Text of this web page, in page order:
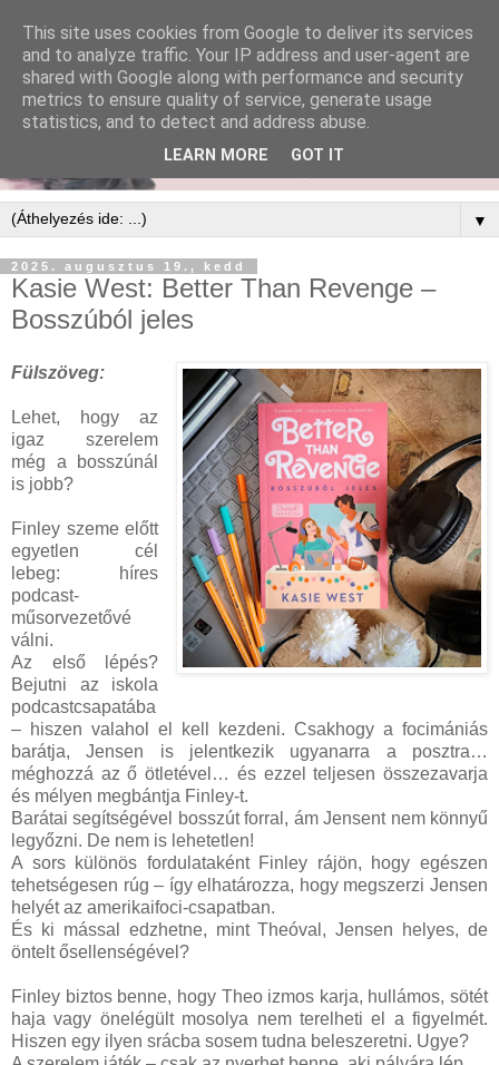
▼
2025. augusztus 19., kedd
Kasie West: Better Than Revenge –
Bosszúból jeles
Fülszöveg:
Lehet, hogy az
igaz szerelem
még a bosszúnál
is jobb?
Finley szeme előtt
egyetlen cél
lebeg: híres
podcast-
műsorvezetővé
válni.
Az első lépés?
Bejutni az iskola
podcastcsapatába
– hiszen valahol el kell kezdeni. Csakhogy a focimániás
barátja, Jensen is jelentkezik ugyanarra a posztra…
méghozzá az ő ötletével… és ezzel teljesen összezavarja
és mélyen megbántja Finley-t.
Barátai segítségével bosszút forral, ám Jensent nem könnyű
legyőzni. De nem is lehetetlen!
A sors különös fordulataként Finley rájön, hogy egészen
tehetségesen rúg – így elhatározza, hogy megszerzi Jensen
helyét az amerikaifoci-csapatban.
És ki mással edzhetne, mint Theóval, Jensen helyes, de
öntelt ősellenségével?
Finley biztos benne, hogy Theo izmos karja, hullámos, sötét
haja vagy önelégült mosolya nem terelheti el a figyelmét.
Hiszen egy ilyen srácba sosem tudna beleszeretni. Ugye?
This site uses cookies from Google to deliver its services
and to analyze traffic. Your IP address and user-agent are
shared with Google along with performance and security
metrics to ensure quality of service, generate usage
statistics, and to detect and address abuse.
LEARN MORE GOT IT